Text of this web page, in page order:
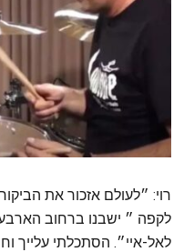
רוי: ״לעולם אזכור את
לקפה ״ ישבנו ברחוב
לאל-איי״. הסתכלתי עלייך